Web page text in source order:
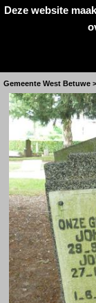
Deze website
Families Aldus
Gemeente West Betuwe